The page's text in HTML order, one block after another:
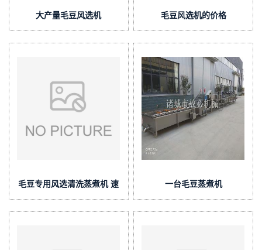
大产量毛豆风选机 毛豆风选机的价格
毛豆专用风选清洗蒸煮机 速
冻毛豆加工设备
一台毛豆蒸煮机